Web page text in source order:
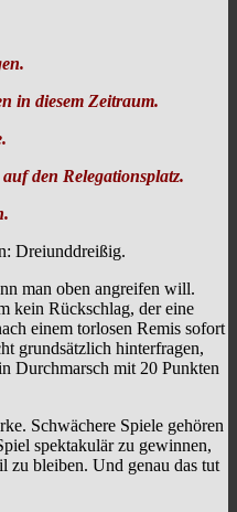
in diesem Zeitraum.
den Relegationsplatz.
Dreiunddreißig.
man oben angreifen will.
kein Rückschlag, der eine
einem torlosen Remis sofort
grundsätzlich hinterfragen,
Durchmarsch mit 20 Punkten
Schwächere Spiele gehören
spektakulär zu gewinnen,
zu bleiben. Und genau das tut